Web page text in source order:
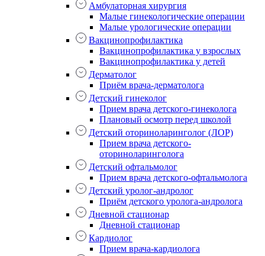
Амбулаторная хирургия
Малые гинекологические операции
Малые урологические операции
Вакцинопрофилактика
Вакцинопрофилактика у взрослых
Вакцинопрофилактика у детей
Дерматолог
Приём врача-дерматолога
Детский гинеколог
Прием врача детского-гинеколога
Плановый осмотр перед школой
Детский оториноларинголог (ЛОР)
Прием врача детского-
оториноларинголога
Детский офтальмолог
Прием врача детского-офтальмолога
Детский уролог-андролог
Приём детского уролога-андролога
Дневной стационар
Дневной стационар
Кардиолог
Прием врача-кардиолога